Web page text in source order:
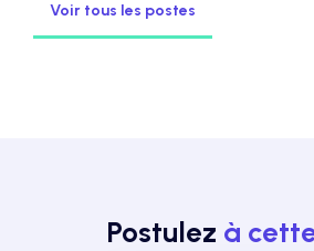
Voir tous les postes
Postulez à